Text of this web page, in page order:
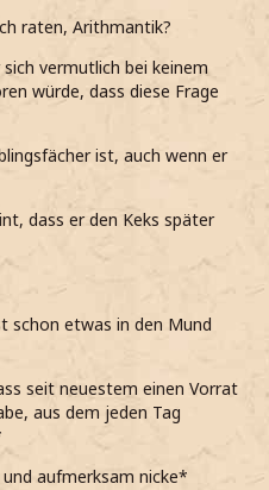
raten, Arithmantik?
vermutlich bei keinem
würde, dass diese Frage
ist, auch wenn er
dass er den Keks später
schon etwas in den Mund
seit neuestem einen Vorrat
aus dem jeden Tag
aufmerksam nicke*